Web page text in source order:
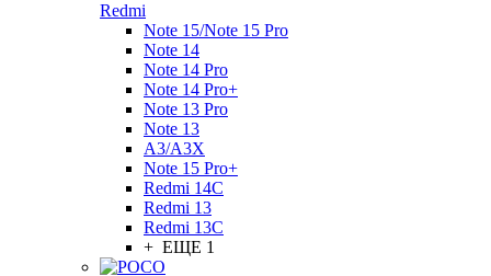
Redmi
Note 15/Note 15 Pro
Note 14
Note 14 Pro
Note 14 Pro+
Note 13 Pro
Note 13
A3/A3X
Note 15 Pro+
Redmi 14C
Redmi 13
Redmi 13C
+ ЕЩЕ 1